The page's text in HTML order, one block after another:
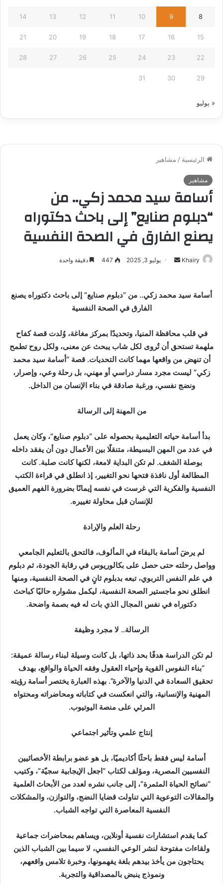
8
9
10
11
12
13
14
15
16
17
18
19
20
21
22
23
24
25
26
27
28
29
30
31
« يوليو